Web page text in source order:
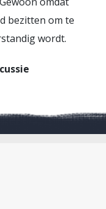
bezitten om te
wordt.